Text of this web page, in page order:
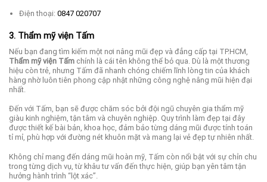
Điện thoại: 0847 020707
3. Thẩm mỹ viện Tấm
Nếu bạn đang tìm kiếm một nơi nâng mũi đẹp và đẳng cấp tại TP.HCM,
Thẩm mỹ viện Tấm chính là cái tên không thể bỏ qua. Dù là một thương
hiệu còn trẻ, nhưng Tấm đã nhanh chóng chiếm lĩnh lòng tin của khách
hàng nhờ luôn tiên phong cập nhật những công nghệ nâng mũi hiện đại
nhất.
Đến với Tấm, bạn sẽ được chăm sóc bởi đội ngũ chuyên gia thẩm mỹ
giàu kinh nghiệm, tận tâm và chuyên nghiệp. Quy trình làm đẹp tại đây
được thiết kế bài bản, khoa học, đảm bảo từng dáng mũi được tính toán
tỉ mỉ, phù hợp với đường nét khuôn mặt và mang lại vẻ đẹp tự nhiên nhất.
Không chỉ mang đến dáng mũi hoàn mỹ, Tấm còn nổi bật với sự chỉn chu
trong từng dịch vụ, từ khâu tư vấn đến thực hiện, giúp bạn yên tâm tận
hưởng hành trình “lột xác”.